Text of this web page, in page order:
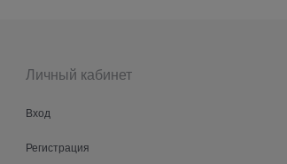
Личный кабинет
Вход
Регистрация